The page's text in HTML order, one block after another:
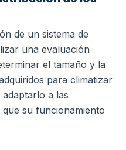
de un sistema de
una evaluación
el tamaño y la
para climatizar
a las
que su funcionamiento